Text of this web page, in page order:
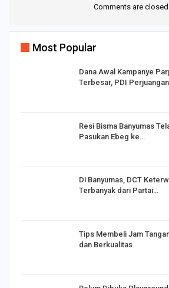
Comments are
Most Popular
Dana Awal Kampanye
Terbesar, PDI
Resi Bisma Banyumas
Pasukan Ebeg ke…
Di Banyumas, DCT
Terbanyak dari Partai…
Tips Membeli Jam
dan Berkualitas